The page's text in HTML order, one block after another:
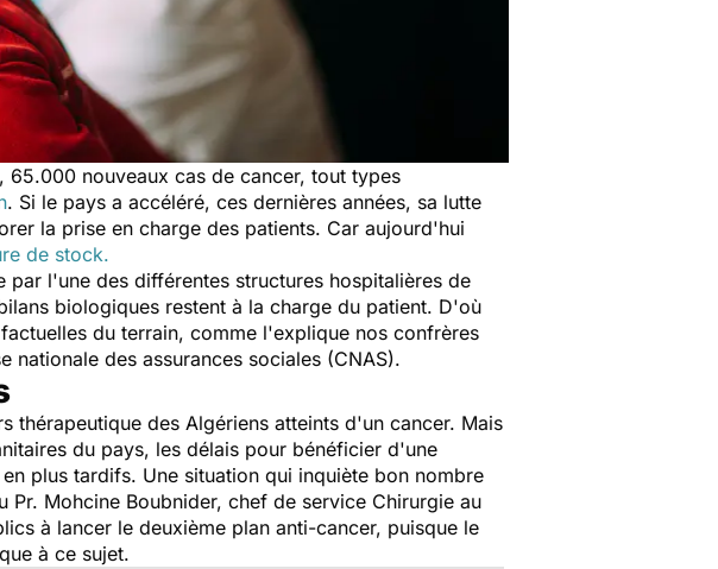
65.000 nouveaux cas de cancer, tout types
. Si le pays a accéléré, ces dernières années, sa lutte
la prise en charge des patients. Car aujourd'hui
de stock.
l'une des différentes structures hospitalières de
biologiques restent à la charge du patient. D'où
du terrain, comme l'explique nos confrères
nationale des assurances sociales (CNAS).
des Algériens atteints d'un cancer. Mais
du pays, les délais pour bénéficier d'une
plus tardifs. Une situation qui inquiète bon nombre
Mohcine Boubnider, chef de service Chirurgie au
à lancer le deuxième plan anti-cancer, puisque le
à ce sujet.